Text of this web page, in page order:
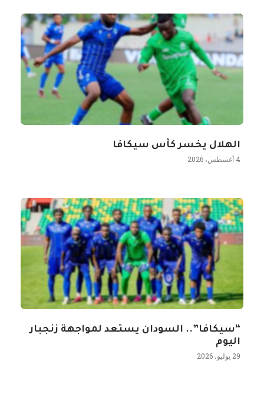
الهلال يخسر كأس سيكافا
4 أغسطس، 2026
“سيكافا”.. السودان يستعد لمواجهة زنجبار
اليوم
29 يوليو، 2026